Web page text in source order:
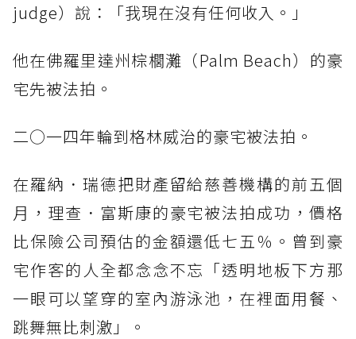
judge）說：「我現在沒有任何收入。」
他在佛羅里達州棕櫚灘（Palm Beach）的豪
宅先被法拍。
二○一四年輪到格林威治的豪宅被法拍。
在羅納．瑞德把財產留給慈善機構的前五個
月，理查．富斯康的豪宅被法拍成功，價格
比保險公司預估的金額還低七五％。曾到豪
宅作客的人全都念念不忘「透明地板下方那
一眼可以望穿的室內游泳池，在裡面用餐、
跳舞無比刺激」。